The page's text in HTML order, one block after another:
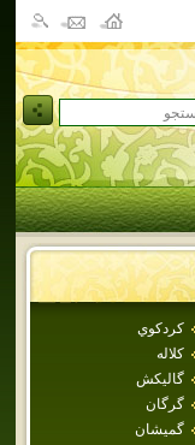
كردكوي
كلاله
گاليكش
گرگان
گميشان